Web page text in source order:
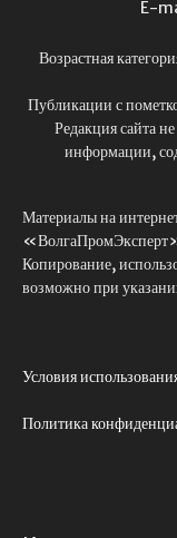
E-
Возрастная
Публикации с
Редакция сайта
информации,
Материалы на
Копирование,
возможно при
Условия
Политика